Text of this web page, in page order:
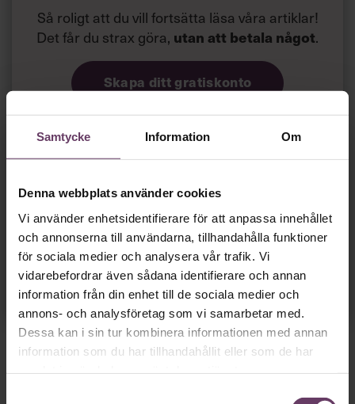
Samtycke Information Om
Denna webbplats använder cookies
Vi använder enhetsidentifierare för att anpassa innehållet
och annonserna till användarna, tillhandahålla funktioner
för sociala medier och analysera vår trafik. Vi
vidarebefordrar även sådana identifierare och annan
information från din enhet till de sociala medier och
annons- och analysföretag som vi samarbetar med.
Dessa kan i sin tur kombinera informationen med annan
information som du har tillhandahållit eller som de har
Så roligt att du vill fortsätta läsa våra artiklar!
Det får du strax göra, utan att betala något.
Skapa ditt gratiskonto
Tillgång till våra låsta artiklar och webinar gratis
ledarskapsnyheterna!
Dina uppgifter delas aldrig med tredje part.
integritetspolicy här